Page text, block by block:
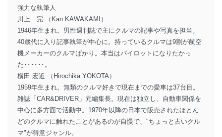
強力な執筆人
川上 完 （Kan KAWAKAMI）
1946年生まれ。男性週刊誌で主にクルマの記事や写真を担当。
40歳代に入り記事執筆が中心に。持っているクルマは9割が航空
機メーカーのクルマばかり。本当はパイロットになりたかっ
た･･････。
横田 宏近 （Hirochika YOKOTA）
1959年生まれ。無類のクルマ好きで現在までの愛車は37台目。
雑誌「CAR&DRIVER」元編集長。現在は独立し、自動車関係を
中心に多方面で活動中。1970年以降の日本で販売されたほとん
どのクルマに触れたことがあるのが自慢で、"ちょっと古いクル
マ"が得意ジャンル。